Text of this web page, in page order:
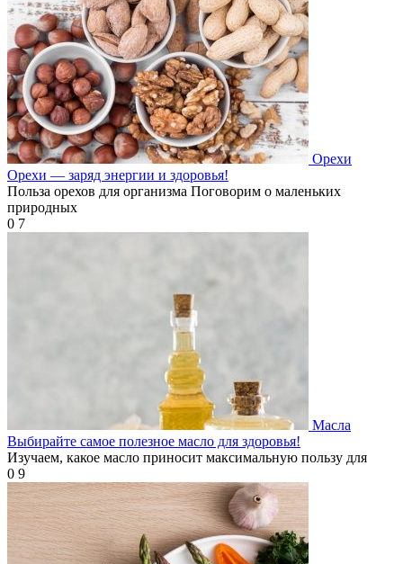
Орехи
Орехи — заряд энергии и здоровья!
Польза орехов для организма Поговорим о маленьких
природных
0 7
Масла
Выбирайте самое полезное масло для здоровья!
Изучаем, какое масло приносит максимальную пользу для
0 9